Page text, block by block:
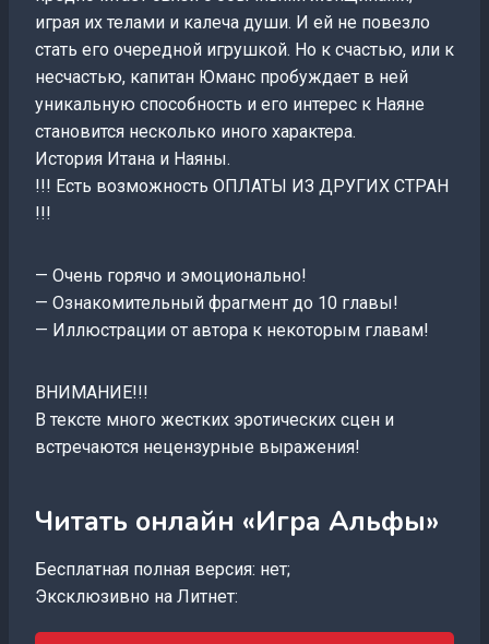
играя их телами и калеча души. И ей не повезло
стать его очередной игрушкой. Но к счастью, или к
несчастью, капитан Юманс пробуждает в ней
уникальную способность и его интерес к Наяне
становится несколько иного характера.
История Итана и Наяны.
!!! Есть возможность ОПЛАТЫ ИЗ ДРУГИХ СТРАН
!!!
— Очень горячо и эмоционально!
— Ознакомительный фрагмент до 10 главы!
— Иллюстрации от автора к некоторым главам!
ВНИМАНИЕ!!!
В тексте много жестких эротических сцен и
встречаются нецензурные выражения!
Читать онлайн «Игра Альфы»
Бесплатная полная версия: нет;
Эксклюзивно на Литнет: